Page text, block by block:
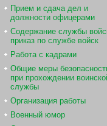
Прием и сдача дел и
должности офицерами
Содержание службы
приказ по службе войск
Работа с кадрами
Общие меры
при прохождении
службы
Организация работы
Военный юмор